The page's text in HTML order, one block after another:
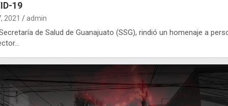
19
2021 admin
de Salud de Guanajuato (SSG), rindió un homenaje a